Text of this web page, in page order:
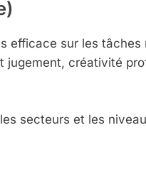
efficace sur les
jugement, créativité
les secteurs et les